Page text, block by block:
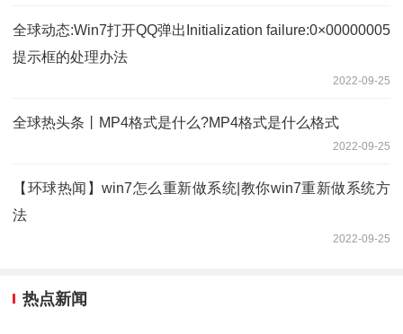
全球动态:Win7打开QQ弹出Initialization failure:0×00000005
提示框的处理办法
2022-09-25
全球热头条丨MP4格式是什么?MP4格式是什么格式
2022-09-25
【环球热闻】win7怎么重新做系统|教你win7重新做系统方
法
2022-09-25
热点新闻